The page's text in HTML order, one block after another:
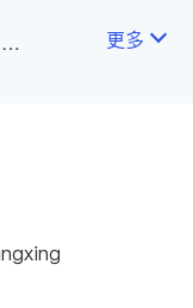
H
更多